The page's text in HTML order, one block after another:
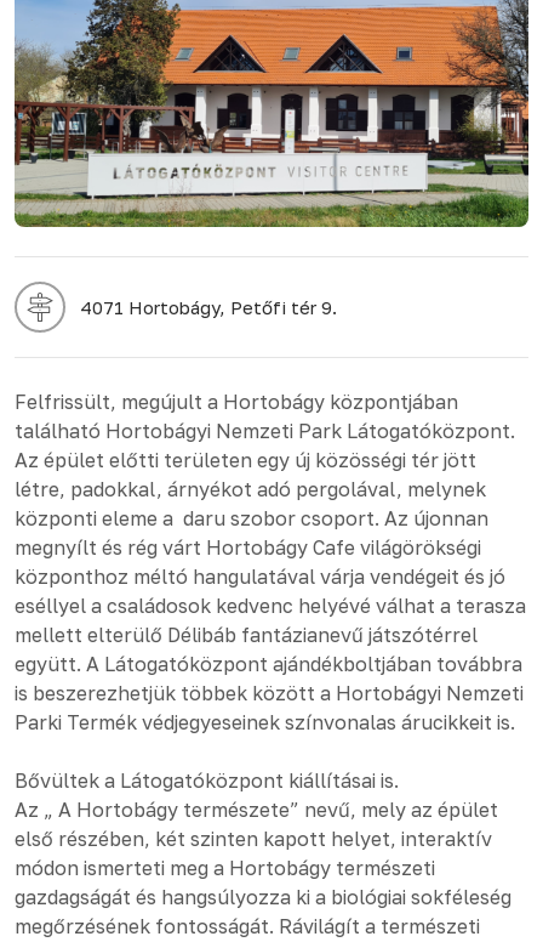
4071 Hortobágy, Petőfi tér 9.
Felfrissült, megújult a Hortobágy központjában
található Hortobágyi Nemzeti Park Látogatóközpont.
Az épület előtti területen egy új közösségi tér jött
létre, padokkal, árnyékot adó pergolával, melynek
központi eleme a daru szobor csoport. Az újonnan
megnyílt és rég várt Hortobágy Cafe világörökségi
központhoz méltó hangulatával várja vendégeit és jó
eséllyel a családosok kedvenc helyévé válhat a terasza
mellett elterülő Délibáb fantázianevű játszótérrel
együtt. A Látogatóközpont ajándékboltjában továbbra
is beszerezhetjük többek között a Hortobágyi Nemzeti
Parki Termék védjegyeseinek színvonalas árucikkeit is.
Bővültek a Látogatóközpont kiállításai is.
Az „ A Hortobágy természete” nevű, mely az épület
első részében, két szinten kapott helyet, interaktív
módon ismerteti meg a Hortobágy természeti
gazdagságát és hangsúlyozza ki a biológiai sokféleség
megőrzésének fontosságát. Rávilágít a természeti